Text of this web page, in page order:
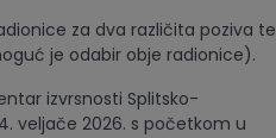
za dva različita poziva te
je odabir obje radionice).
izvrsnosti Splitsko-
veljače 2026. s početkom u